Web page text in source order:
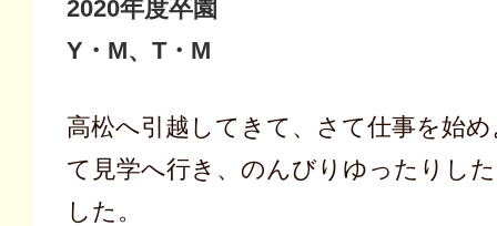
2020年度卒園
Y・M、T・M
高松へ引越してきて、さて仕事を始
て見学へ行き、のんびりゆったりし
した。